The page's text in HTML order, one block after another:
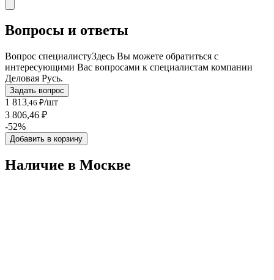
Вопросы и ответы
Вопрос специалистуЗдесь Вы можете обратиться с
интересующими Вас вопросами к специалистам компании
Деловая Русь.
Задать вопрос
1 813 ,46 ₽/шт
3 806,46 ₽
-52%
Добавить в корзину
Наличие в Москвe